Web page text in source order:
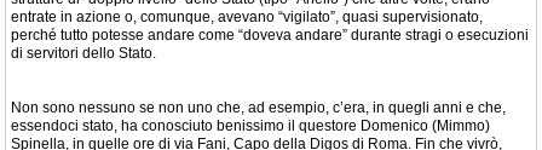
entrate in azione o, comunque, avevano “vigilato”, quasi supervisionato,
perché tutto potesse andare come “doveva andare” durante stragi o esecuzioni
di servitori dello Stato.
Non sono nessuno se non uno che, ad esempio, c’era, in quegli anni e che,
essendoci stato, ha conosciuto benissimo il questore Domenico (Mimmo)
Spinella, in quelle ore di via Fani, Capo della Digos di Roma. Fin che vivrò,